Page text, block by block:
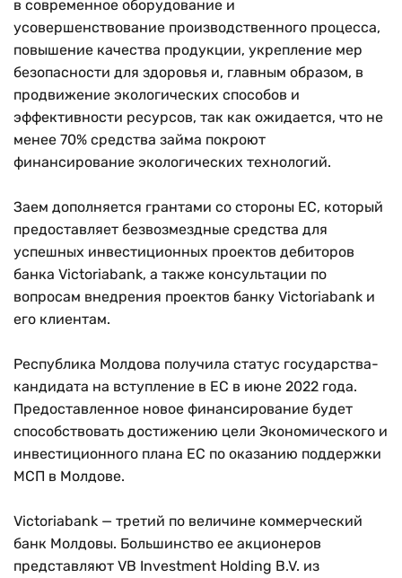
в современное оборудование и
усовершенствование производственного процесса,
повышение качества продукции, укрепление мер
безопасности для здоровья и, главным образом, в
продвижение экологических способов и
эффективности ресурсов, так как ожидается, что не
менее 70% средства займа покроют
финансирование экологических технологий.
Заем дополняется грантами со стороны ЕС, который
предоставляет безвозмездные средства для
успешных инвестиционных проектов дебиторов
банка Victoriabank, а также консультации по
вопросам внедрения проектов банку Victoriabank и
его клиентам.
Республика Молдова получила статус государства-
кандидата на вступление в ЕС в июне 2022 года.
Предоставленное новое финансирование будет
способствовать достижению цели Экономического и
инвестиционного плана ЕС по оказанию поддержки
МСП в Молдове.
Victoriabank — третий по величине коммерческий
банк Молдовы. Большинство ее акционеров
представляют VB Investment Holding B.V. из